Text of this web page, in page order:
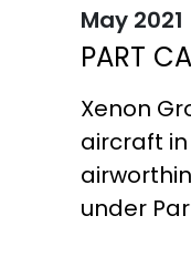
May 2021
PART
Xenon
aircraft
under